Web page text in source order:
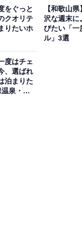
年創業の歴史ある旅
源泉」の2種類の源
えています。天然
味しい料理も魅力
が広がり、温泉街
観光に便利な立地も
をぐっと
クオリテ
りたいホ
【和歌山
沢な週末に
びたい「一
ル」3選
度はチェ
、選ばれ
泊まりた
泉・遠